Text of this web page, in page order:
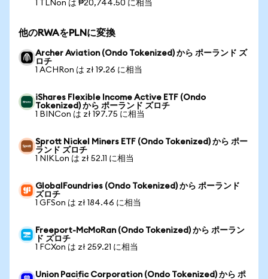
1 TLNon は ₱20,744.50 に相当
他のRWAをPLNに変換
Archer Aviation (Ondo Tokenized) から ポーランド ズ
ロチ
1 ACHRon は zł 19.26 に相当
iShares Flexible Income Active ETF (Ondo
Tokenized) から ポーランド ズロチ
1 BINCon は zł 197.75 に相当
Sprott Nickel Miners ETF (Ondo Tokenized) から ポー
ランド ズロチ
1 NIKLon は zł 52.11 に相当
GlobalFoundries (Ondo Tokenized) から ポーランド
ズロチ
1 GFSon は zł 184.46 に相当
Freeport-McMoRan (Ondo Tokenized) から ポーラン
ド ズロチ
1 FCXon は zł 259.21 に相当
Union Pacific Corporation (Ondo Tokenized) から ポ